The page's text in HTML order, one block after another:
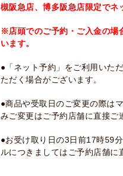
槻阪急店、博多阪急店限定でネ
※店頭でのご予約・ご入金の場
います。
●「ネット予約」をご利用いた
ただく場合がございます。
●商品や受取日のご変更の際は
みご変更はご予約店舗に直接ご
●お受け取り日の3日前17時59
ルにつきましてはご予約店舗に